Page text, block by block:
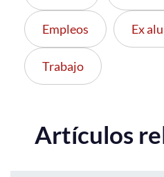
Empleos Ex
Trabajo
Artículos